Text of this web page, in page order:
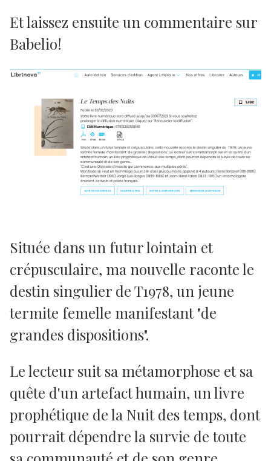
Et laissez ensuite un commentaire sur
Babelio!
Située dans un futur lointain et
crépusculaire, ma nouvelle raconte le
destin singulier de T1978, un jeune
termite femelle manifestant "de
grandes dispositions".
Le lecteur suit sa métamorphose et sa
quête d'un artefact humain, un livre
prophétique de la Nuit des temps, dont
pourrait dépendre la survie de toute